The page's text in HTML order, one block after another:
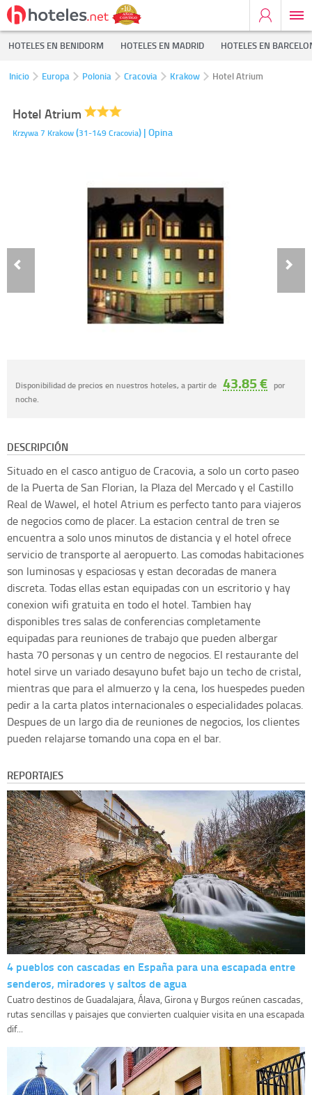
HOTELES EN BENIDORM HOTELES EN MADRID HOTELES EN
Inicio Europa Polonia Cracovia Krakow Hotel Atrium
Hotel Atrium
Krzywa 7 Krakow(31-149Cracovia) | Opina
Disponibilidad de precios en nuestros hoteles, a partir de 43.85 € por
noche.
DESCRIPCIÓN
Situado en el casco antiguo de Cracovia, a solo un corto paseo
de la Puerta de San Florian, la Plaza del Mercado y el Castillo
Real de Wawel, el hotel Atrium es perfecto tanto para viajeros
de negocios como de placer. La estacion central de tren se
encuentra a solo unos minutos de distancia y el hotel ofrece
servicio de transporte al aeropuerto. Las comodas habitaciones
son luminosas y espaciosas y estan decoradas de manera
discreta. Todas ellas estan equipadas con un escritorio y hay
conexion wifi gratuita en todo el hotel. Tambien hay
disponibles tres salas de conferencias completamente
equipadas para reuniones de trabajo que pueden albergar
hasta 70 personas y un centro de negocios. El restaurante del
hotel sirve un variado desayuno bufet bajo un techo de cristal,
mientras que para el almuerzo y la cena, los huespedes pueden
pedir a la carta platos internacionales o especialidades polacas.
Despues de un largo dia de reuniones de negocios, los clientes
pueden relajarse tomando una copa en el bar.
REPORTAJES
4 pueblos con cascadas en España para una escapada entre
senderos, miradores y saltos de agua
Cuatro destinos de Guadalajara, Álava, Girona y Burgos reúnen cascadas,
rutas sencillas y paisajes que convierten cualquier visita en una escapada
dif...